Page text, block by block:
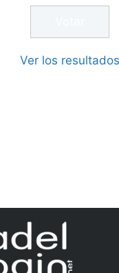
Ver los resultados